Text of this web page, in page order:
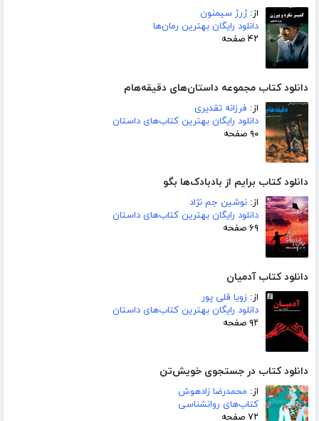
از:ژرژ سیمنون
دانلود رایگان بهترین رمان‌ها
۴۲ صفحه
دانلود کتاب مجموعه داستان‌های دقیقه‌هام
از: فرزانه تقدیری
دانلود رایگان بهترین کتاب‌های داستان
۹۰ صفحه
دانلود کتاب برایم از بادبادک‌ها بگو
از: نوشین جم نژاد
دانلود رایگان بهترین کتاب‌های داستان
۶۹ صفحه
دانلود کتاب آدمیان
از: زویا قلی پور
دانلود رایگان بهترین کتاب‌های داستان
۹۲ صفحه
دانلود کتاب در جستجوی خویش‌تن
از: محمدرضا زادهوش
کتاب‌های روانشناسی
۷۲ صفحه